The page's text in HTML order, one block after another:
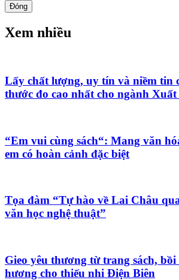
Đóng
Xem nhiều
Lấy chất lượng, uy tín và niềm tin
thước đo cao nhất cho ngành
“Em vui cùng sách“: Mang văn
em có hoàn cảnh đặc biệt
Tọa đàm “Tự hào về Lai Châu
văn học nghệ thuật”
Gieo yêu thương từ trang sách,
hương cho thiếu nhi Điện Biên